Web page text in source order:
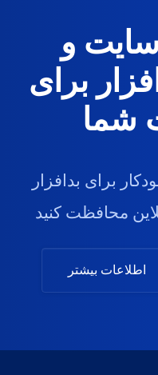
و
برای
شما
برای بدافزار
محافظت کنید
اطلاعات بیشتر